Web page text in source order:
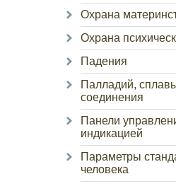
Охрана
Охрана
Падения
Палладий,
соединения
Панели
индикацией
Параметры
человека